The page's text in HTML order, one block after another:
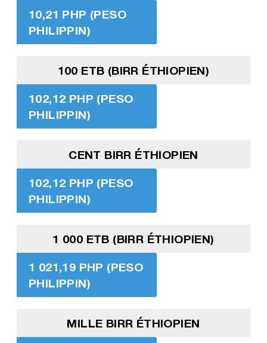
10,21 PHP (PESO
PHILIPPIN)
100 ETB (BIRR ÉTHIOPIEN)
102,12 PHP (PESO
PHILIPPIN)
CENT BIRR ÉTHIOPIEN
102,12 PHP (PESO
PHILIPPIN)
1 000 ETB (BIRR ÉTHIOPIEN)
1 021,19 PHP (PESO
PHILIPPIN)
MILLE BIRR ÉTHIOPIEN